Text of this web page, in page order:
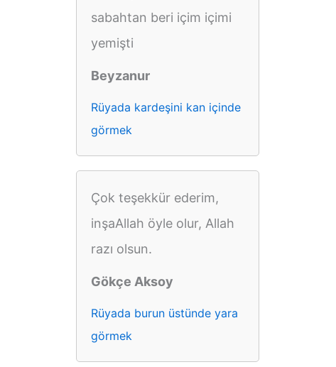
sabahtan beri içim içimi
yemişti
Beyzanur
Rüyada kardeşini kan içinde
görmek
Çok teşekkür ederim,
inşaAllah öyle olur, Allah
razı olsun.
Gökçe Aksoy
Rüyada burun üstünde yara
görmek